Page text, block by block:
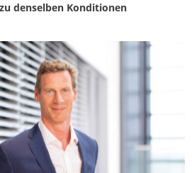
denselben Konditionen